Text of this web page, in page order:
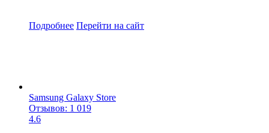
Подробнее Перейти на сайт
Samsung Galaxy Store
Отзывов: 1 019
4.6